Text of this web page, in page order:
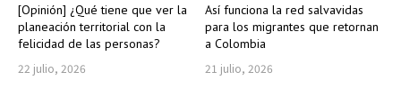
[Opinión] ¿Qué tiene que ver la
planeación territorial con la
felicidad de las personas?
22 julio, 2026
Así funciona la red salvavidas
para los migrantes que retornan
a Colombia
21 julio, 2026